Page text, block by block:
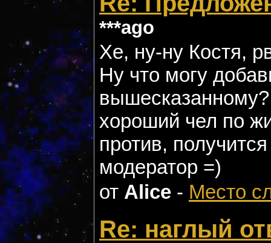
***ago
Хе, ну-ну Костя,
Ну что могу
хороший чел по
против,
модератор =)
от Alice - Место
Re: наглый